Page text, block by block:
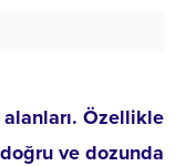
Özellikle
ve dozunda